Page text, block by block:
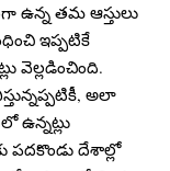
ఉన్న తమ ఆస్తులు
ఇప్పటికే
వెల్లడించింది.
అలా
ఉన్నట్లు
పదకొండు దేశాల్లో